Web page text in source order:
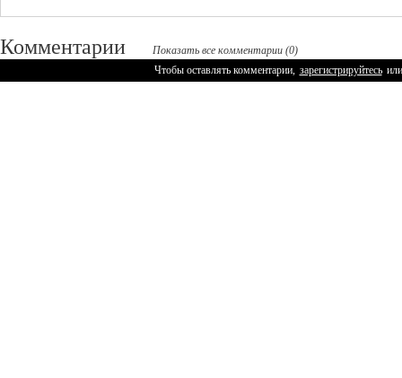
Комментарии
Показать все комментарии (0)
Чтобы оставлять комментарии, зарегистрируйтесь или